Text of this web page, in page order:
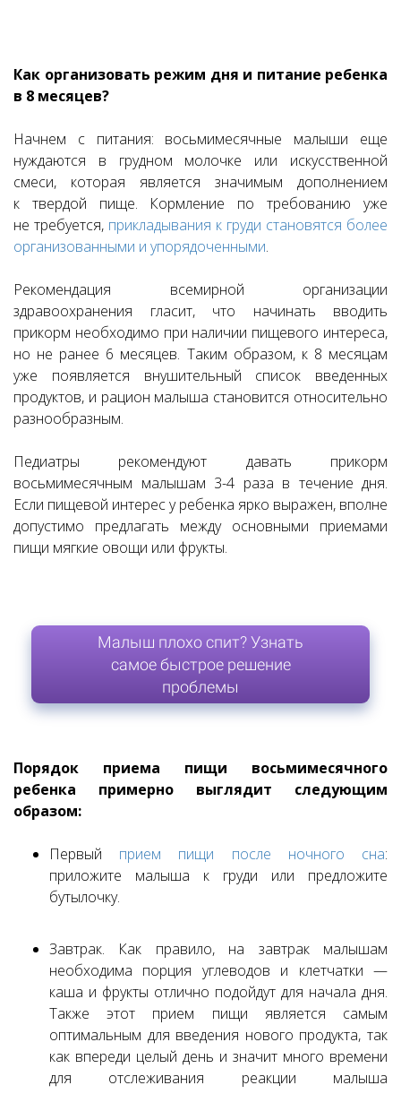
Как организовать режим дня и питание ребенка
в 8 месяцев?
Начнем с питания: восьмимесячные малыши еще
нуждаются в грудном молочке или искусственной
смеси, которая является значимым дополнением
к твердой пище. Кормление по требованию уже
не требуется, прикладывания к груди становятся более
организованными и упорядоченными.
Рекомендация всемирной организации
здравоохранения гласит, что начинать вводить
прикорм необходимо при наличии пищевого интереса,
но не ранее 6 месяцев. Таким образом, к 8 месяцам
уже появляется внушительный список введенных
продуктов, и рацион малыша становится относительно
разнообразным.
Педиатры рекомендуют давать прикорм
восьмимесячным малышам 3-4 раза в течение дня.
Если пищевой интерес у ребенка ярко выражен, вполне
допустимо предлагать между основными приемами
пищи мягкие овощи или фрукты.
Малыш плохо спит? Узнать
самое быстрое решение
проблемы
Порядок приема пищи восьмимесячного
ребенка примерно выглядит следующим
образом:
Первый прием пищи после ночного сна:
приложите малыша к груди или предложите
бутылочку.
Завтрак. Как правило, на завтрак малышам
необходима порция углеводов и клетчатки —
каша и фрукты отлично подойдут для начала дня.
Также этот прием пищи является самым
оптимальным для введения нового продукта, так
как впереди целый день и значит много времени
для отслеживания реакции малыша